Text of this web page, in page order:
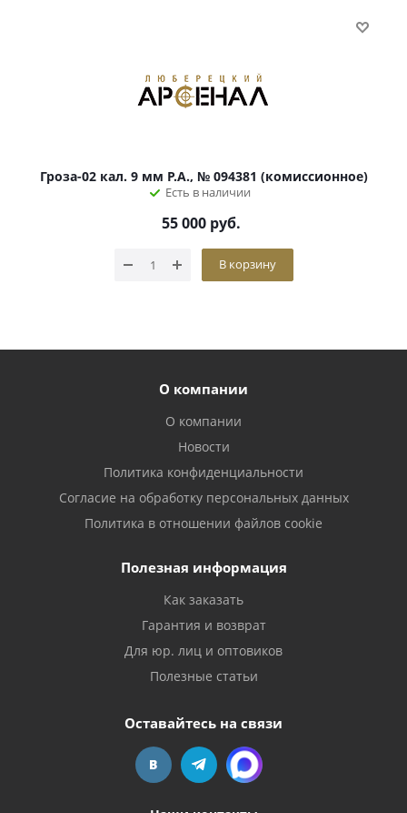
Гроза-02 кал. 9 мм Р.А., № 094381 (комиссионное)
Есть в наличии
55 000руб.
В корзину
О компании
О компании
Новости
Политика конфиденциальности
Согласие на обработку персональных данных
Политика в отношении файлов cookie
Полезная информация
Как заказать
Гарантия и возврат
Для юр. лиц и оптовиков
Полезные статьи
Оставайтесь на связи